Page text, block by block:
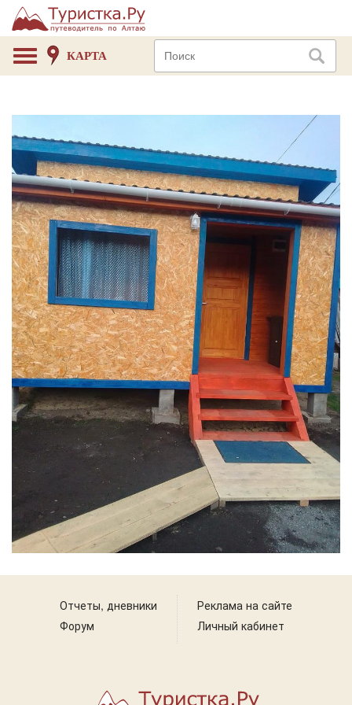
КАРТА
Отчеты, дневники
Форум
Реклама на сайте
Личный кабинет